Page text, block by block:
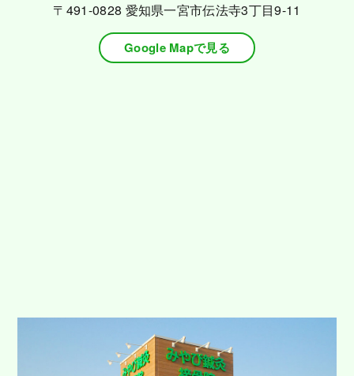
〒491-0828 愛知県一宮市伝法寺3丁目9-11
Google Mapで見る